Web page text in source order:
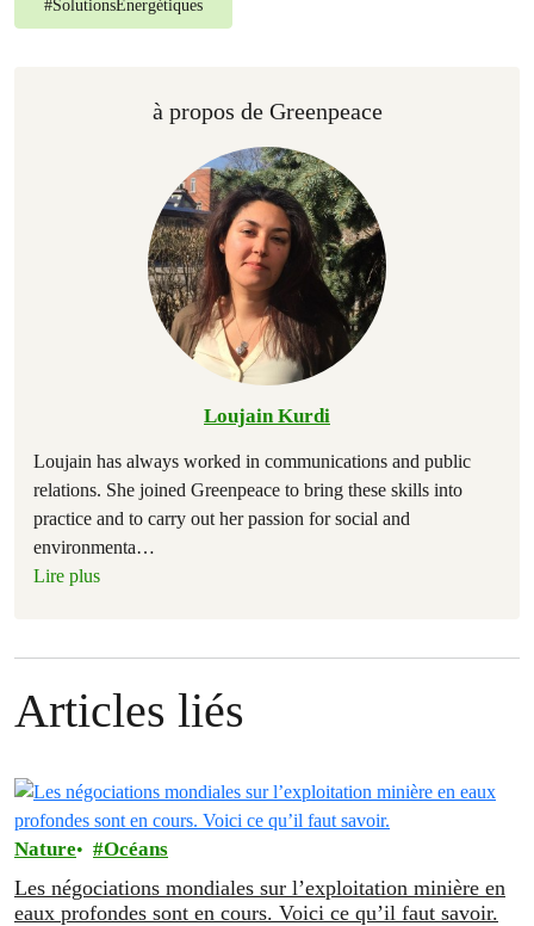
#SolutionsÉnergétiques
à propos de Greenpeace
Loujain Kurdi
Loujain has always worked in communications and public
relations. She joined Greenpeace to bring these skills into
practice and to carry out her passion for social and
environmenta…
Lire plus
Articles liés
Nature Océans
Les négociations mondiales sur l’exploitation minière en
eaux profondes sont en cours. Voici ce qu’il faut savoir.